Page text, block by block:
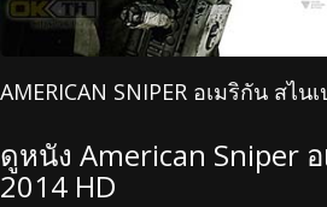
AMERICAN SNIPER อเมริกัน สไน
ดูหนัง American Sniper
2014 HD